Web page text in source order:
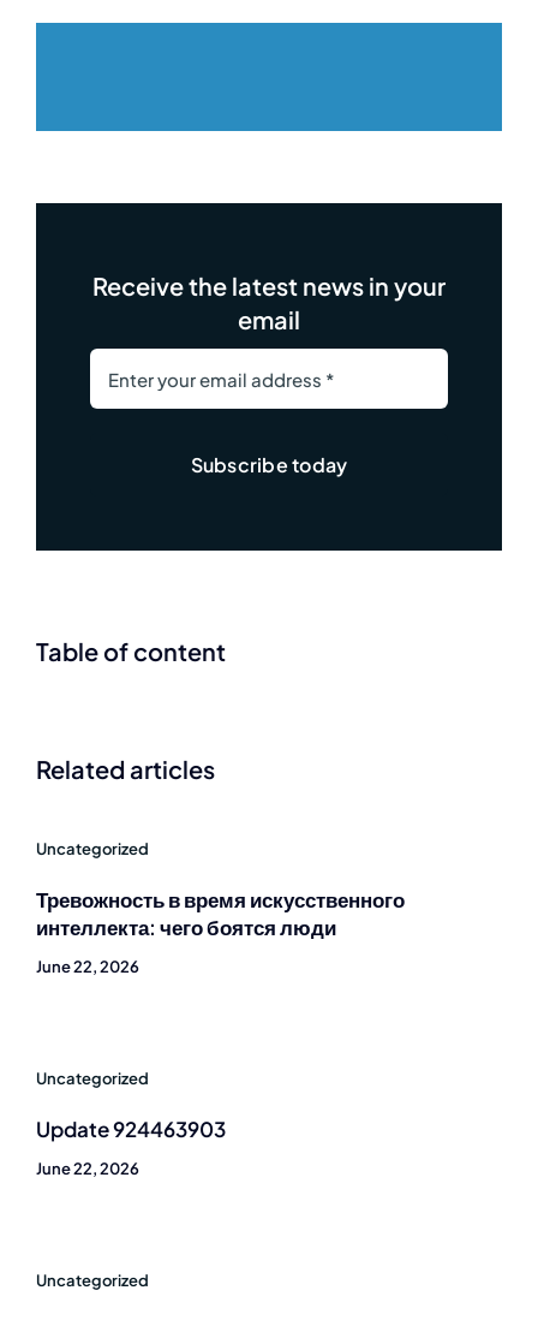
Receive the latest news in your
email
Subscribe today
Table of content
Related articles
Uncategorized
Тревожность в время искусственного
интеллекта: чего боятся люди
June 22, 2026
Uncategorized
Update 924463903
June 22, 2026
Uncategorized